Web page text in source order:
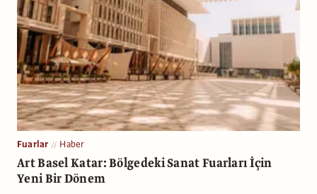
Fuarlar Haber
Art Basel Katar: Bölgedeki Sanat Fuarları İçin
Yeni Bir Dönem